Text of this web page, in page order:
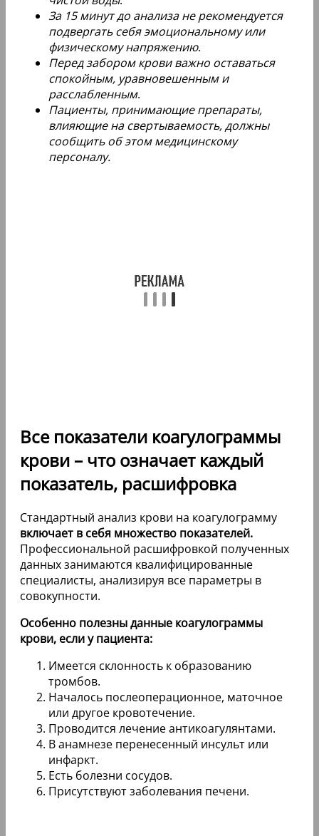
За 15 минут до анализа не рекомендуется
подвергать себя эмоциональному или
физическому напряжению.
Перед забором крови важно оставаться
спокойным, уравновешенным и
расслабленным.
Пациенты, принимающие препараты,
влияющие на свертываемость, должны
сообщить об этом медицинскому
персоналу.
Все показатели коагулограммы
крови – что означает каждый
показатель, расшифровка
Стандартный анализ крови на коагулограмму
включает в себя множество показателей.
Профессиональной расшифровкой полученных
данных занимаются квалифицированные
специалисты, анализируя все параметры в
совокупности.
Особенно полезны данные коагулограммы
крови, если у пациента:
Имеется склонность к образованию
тромбов.
Началось послеоперационное, маточное
или другое кровотечение.
Проводится лечение антикоагулянтами.
В анамнезе перенесенный инсульт или
инфаркт.
Есть болезни сосудов.
Присутствуют заболевания печени.